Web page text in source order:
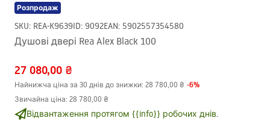
Розпродаж
SKU: REA-K9639ID: 9092EAN: 5902557354580
Душові двері Rea Alex Black 100
27 080,00 ₴
Найнижча ціна за 30 днів до знижки: 28 780,00 ₴ -6%
Звичайна ціна: 28 780,00 ₴
Відвантаження протягом {{info}} робочих днів.